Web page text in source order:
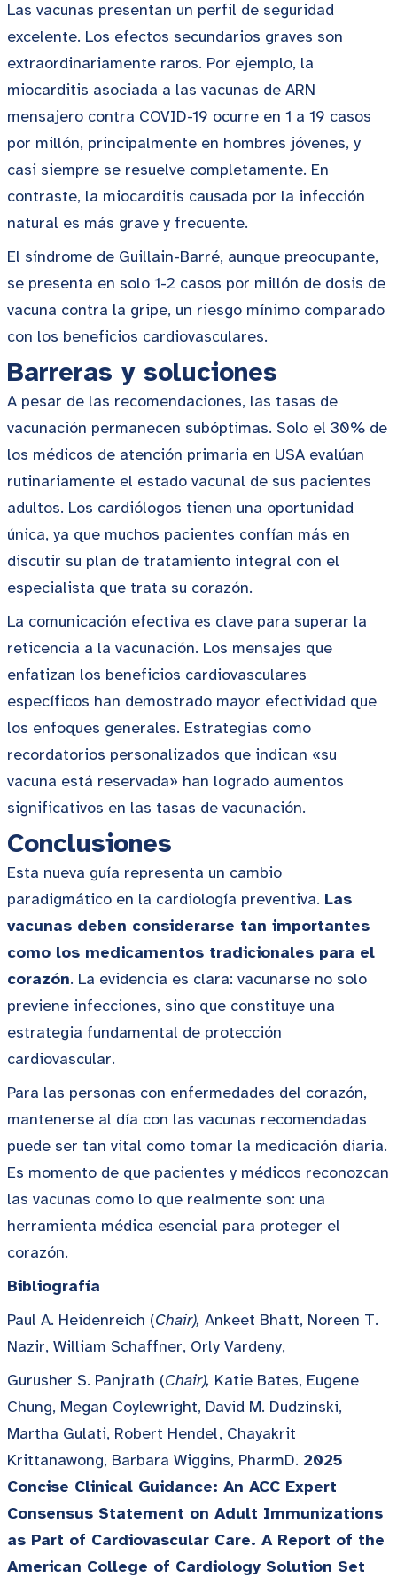
Las vacunas presentan un perfil de seguridad
excelente. Los efectos secundarios graves son
extraordinariamente raros. Por ejemplo, la
miocarditis asociada a las vacunas de ARN
mensajero contra COVID-19 ocurre en 1 a 19 casos
por millón, principalmente en hombres jóvenes, y
casi siempre se resuelve completamente. En
contraste, la miocarditis causada por la infección
natural es más grave y frecuente.
El síndrome de Guillain-Barré, aunque preocupante,
se presenta en solo 1-2 casos por millón de dosis de
vacuna contra la gripe, un riesgo mínimo comparado
con los beneficios cardiovasculares.
Barreras y soluciones
A pesar de las recomendaciones, las tasas de
vacunación permanecen subóptimas. Solo el 30% de
los médicos de atención primaria en USA evalúan
rutinariamente el estado vacunal de sus pacientes
adultos. Los cardiólogos tienen una oportunidad
única, ya que muchos pacientes confían más en
discutir su plan de tratamiento integral con el
especialista que trata su corazón.
La comunicación efectiva es clave para superar la
reticencia a la vacunación. Los mensajes que
enfatizan los beneficios cardiovasculares
específicos han demostrado mayor efectividad que
los enfoques generales. Estrategias como
recordatorios personalizados que indican «su
vacuna está reservada» han logrado aumentos
significativos en las tasas de vacunación.
Conclusiones
Esta nueva guía representa un cambio
paradigmático en la cardiología preventiva. Las
vacunas deben considerarse tan importantes
como los medicamentos tradicionales para el
corazón. La evidencia es clara: vacunarse no solo
previene infecciones, sino que constituye una
estrategia fundamental de protección
cardiovascular.
Para las personas con enfermedades del corazón,
mantenerse al día con las vacunas recomendadas
puede ser tan vital como tomar la medicación diaria.
Es momento de que pacientes y médicos reconozcan
las vacunas como lo que realmente son: una
herramienta médica esencial para proteger el
corazón.
Bibliografía
Paul A. Heidenreich (Chair), Ankeet Bhatt, Noreen T.
Nazir, William Schaffner, Orly Vardeny,
Gurusher S. Panjrath (Chair), Katie Bates, Eugene
Chung, Megan Coylewright, David M. Dudzinski,
Martha Gulati, Robert Hendel, Chayakrit
Krittanawong, Barbara Wiggins, PharmD. 2025
Concise Clinical Guidance: An ACC Expert
Consensus Statement on Adult Immunizations
as Part of Cardiovascular Care. A Report of the
American College of Cardiology Solution Set